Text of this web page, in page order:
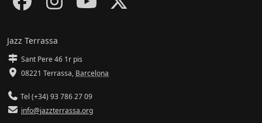
Jazz Terrassa
Sant Pere 46 1r pis
08221 Terrassa, Barcelona
Tel (+34) 93 786 27 09
info@jazzterrassa.org